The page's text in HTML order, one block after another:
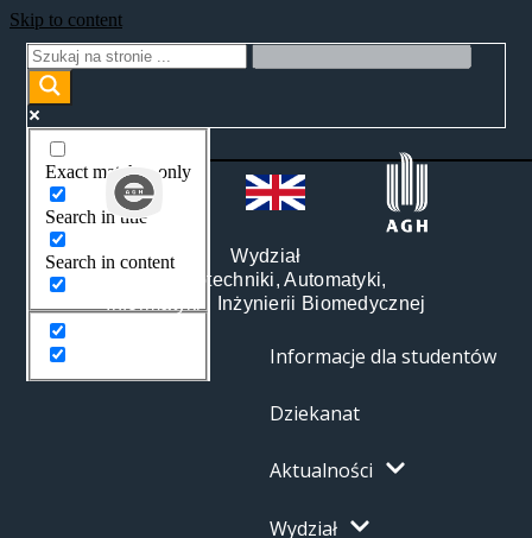
Skip to content
Exact matches only
Search in title
Search in content
Wydział
Elektrotechniki, Automatyki,
Informatyki i Inżynierii Biomedycznej
Informacje dla studentów
Dziekanat
Aktualności
Wydział